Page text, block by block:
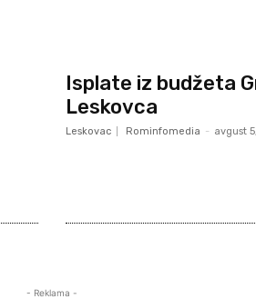
Isplate iz budžeta
Leskovca
Leskovac Rominfomedia - avgust
- Reklama -